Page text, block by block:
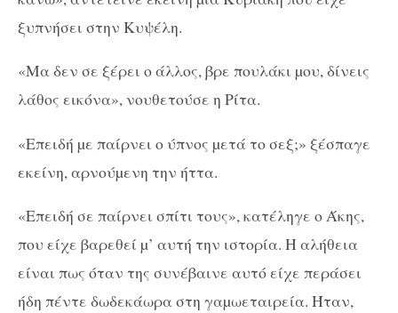
ξυπνήσει στην Κυψέλη.
«Μα δεν σε ξέρει ο άλλος, βρε πουλάκι µου, δίνεις
λάθος εικόνα», νουθετούσε η Ρίτα.
«Επειδή µε παίρνει ο ύπνος µετά το σεξ;» ξέσπαγε
εκείνη, αρνούµενη την ήττα.
«Επειδή σε παίρνει σπίτι τους», κατέληγε ο Άκης,
που είχε βαρεθεί µ’ αυτή την ιστορία. Η αλήθεια
είναι πως όταν της συνέβαινε αυτό είχε περάσει
ήδη πέντε δωδεκάωρα στη γαµωεταιρεία. Ήταν,